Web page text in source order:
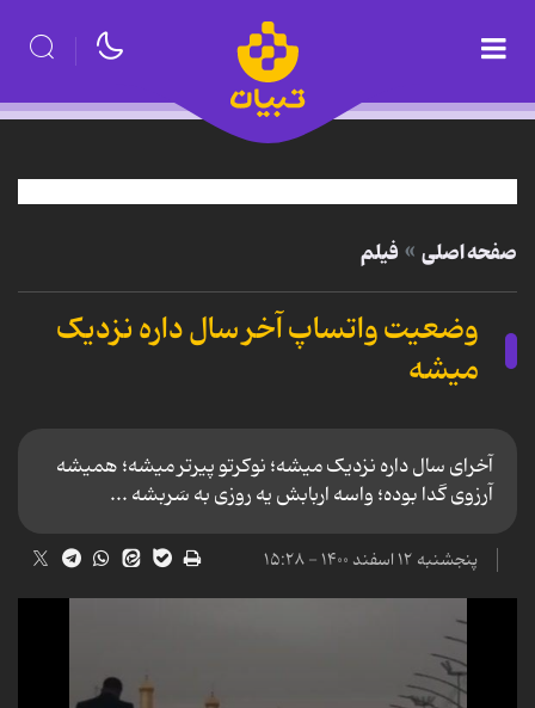
صفحه اصلی فیلم
وضعیت واتساپ آخر سال داره نزدیک
میشه
آخرای‌ سال‌ داره‌ نزدیک‌ میشه؛ نوکرتو پیرتر میشه؛ همیشه‌
آرزوی‌ گدا بوده؛ واسه‌ اربابش‌ یه‌ روزی‌ به‌ سَربشه ...
پنجشنبه ۱۲ اسفند ۱۴۰۰ - ۱۵:۲۸